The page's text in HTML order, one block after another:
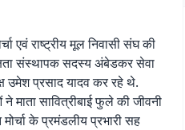
एवं राष्ट्रीय मूल निवासी संघ की
संस्थापक सदस्य अंबेडकर सेवा
उमेश प्रसाद यादव कर रहे थे.
माता सावित्रीबाई फुले की जीवनी
के प्रमंडलीय प्रभारी सह